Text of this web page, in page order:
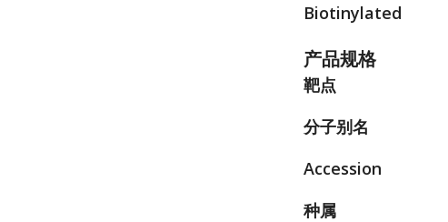
Biotinylated
产品规格
靶点
分子别名
Accession
种属